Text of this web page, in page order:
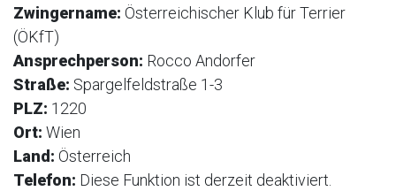
Zwingername: Österreichischer Klub für Terrier
(ÖKfT)
Ansprechperson: Rocco Andorfer
Straße: Spargelfeldstraße 1-3
PLZ: 1220
Ort: Wien
Land: Österreich
Telefon: Diese Funktion ist derzeit deaktiviert.